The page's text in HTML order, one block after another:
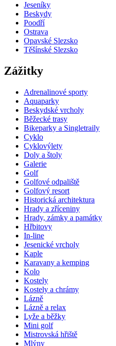
Jeseníky
Beskydy
Poodří
Ostrava
Opavské Slezsko
Těšínské Slezsko
Zážitky
Adrenalinové sporty
Aquaparky
Beskydské vrcholy
Běžecké trasy
Bikeparky a Singletraily
Cyklo
Cyklovýlety
Doly a štoly
Galerie
Golf
Golfové odpaliště
Golfový resort
Historická architektura
Hrady a zříceniny
Hrady, zámky a památky
Hřbitovy
In-line
Jesenické vrcholy
Kaple
Karavany a kemping
Kolo
Kostely
Kostely a chrámy
Lázně
Lázně a relax
Lyže a běžky
Mini golf
Mistrovská hřiště
Mlýny